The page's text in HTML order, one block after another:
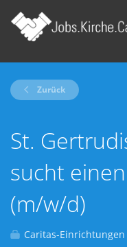
Zurück
St.
sucht
(m/w/d)
Caritas-Einrichtungen